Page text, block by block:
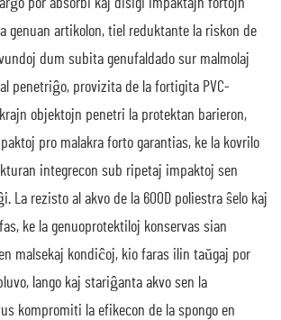
genuan artikolon, tiel reduktante la riskon de
dum subita genufaldado sur malmolaj
penetriĝo, provizita de la fortigita PVC-
objektojn penetri la protektan barieron,
pro malakra forto garantias, ke la kovrilo
integrecon sub ripetaj impaktoj sen
La rezisto al akvo de la 600D poliestra ŝelo kaj
ke la genuoprotektiloj konservas sian
malsekaj kondiĉoj, kio faras ilin taŭgaj por
lango kaj stariĝanta akvo sen la
kompromiti la efikecon de la spongo en